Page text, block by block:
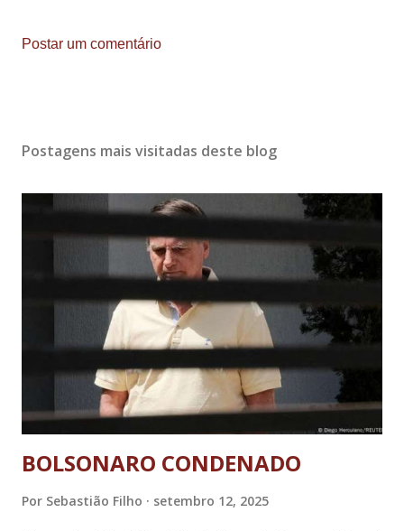
Postar um comentário
Postagens mais visitadas deste blog
BOLSONARO CONDENADO
Por Sebastião Filho setembro 12, 2025